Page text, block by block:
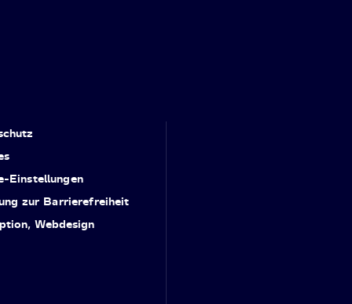
Einstellungen
zur Barrierefreiheit
Webdesign